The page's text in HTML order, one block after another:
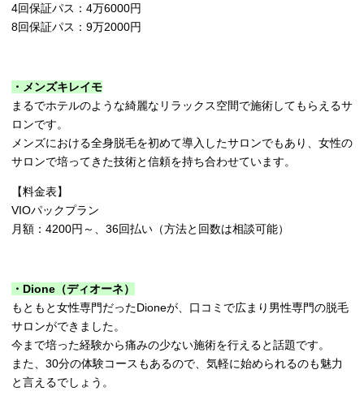
4回保証パス：4万6000円
8回保証パス：9万2000円
・メンズキレイモ
まるでホテルのような綺麗なリラックス空間で施術してもらえるサ
ロンです。
メンズにおける全身脱毛を初めて導入したサロンでもあり、女性の
サロンで培ってきた技術と信頼を持ち合わせています。
【料金表】
VIOパックプラン
月額：4200円～、36回払い（方法と回数は相談可能）
・Dione（ディオーネ）
もともと女性専門だったDioneが、口コミで広まり男性専門の脱毛
サロンができました。
今まで培った経験から痛みの少ない施術を行えると話題です。
また、30分の体験コースもあるので、気軽に始められるのも魅力
と言えるでしょう。